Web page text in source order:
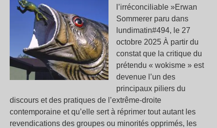
l’irréconciliable »Erwan
Sommerer paru dans
lundimatin#494, le 27
octobre 2025 À partir du
constat que la critique du
prétendu « wokisme » est
devenue l’un des
principaux piliers du
discours et des pratiques de l’extrême-droite
contemporaine et qu’elle sert à réprimer tout autant les
revendications des groupes ou minorités opprimés, les